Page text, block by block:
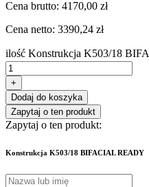
Cena brutto: 4170,00 zł
Cena netto: 3390,24 zł
ilość Konstrukcja K503/18
+
Dodaj do koszyka
Zapytaj o ten produkt
Zapytaj o ten produkt:
Konstrukcja K503/18 BIFACIAL READY